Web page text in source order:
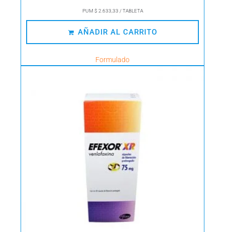
PUM $ 2.633,33 / TABLETA
AÑADIR AL CARRITO
Formulado